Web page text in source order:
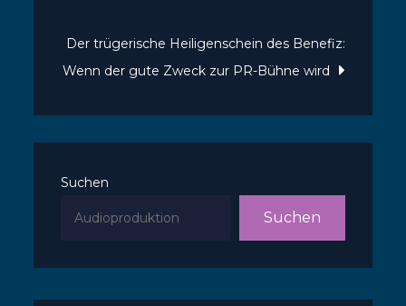
Der trügerische Heiligenschein des Benefiz:
Wenn der gute Zweck zur PR-Bühne wird
Suchen
Suchen